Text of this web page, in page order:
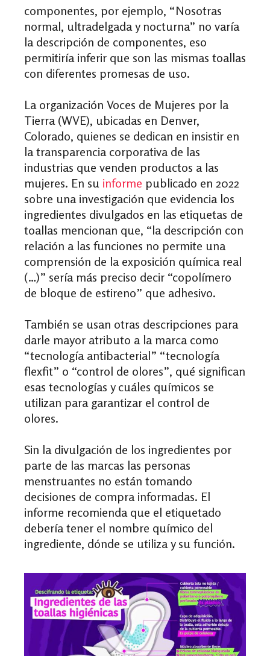
componentes, por ejemplo, “Nosotras
normal, ultradelgada y nocturna” no varía
la descripción de componentes, eso
permitiría inferir que son las mismas toallas
con diferentes promesas de uso.
La organización Voces de Mujeres por la
Tierra (WVE), ubicadas en Denver,
Colorado, quienes se dedican en insistir en
la transparencia corporativa de las
industrias que venden productos a las
mujeres. En su informe publicado en 2022
sobre una investigación que evidencia los
ingredientes divulgados en las etiquetas de
toallas mencionan que, “la descripción con
relación a las funciones no permite una
comprensión de la exposición química real
(…)” sería más preciso decir “copolímero
de bloque de estireno” que adhesivo.
También se usan otras descripciones para
darle mayor atributo a la marca como
“tecnología antibacterial” “tecnología
flexfit” o “control de olores”, qué significan
esas tecnologías y cuáles químicos se
utilizan para garantizar el control de
olores.
Sin la divulgación de los ingredientes por
parte de las marcas las personas
menstruantes no están tomando
decisiones de compra informadas. El
informe recomienda que el etiquetado
debería tener el nombre químico del
ingrediente, dónde se utiliza y su función.